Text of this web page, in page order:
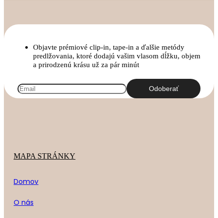
Objavte prémiové clip-in, tape-in a ďalšie metódy
predlžovania, ktoré dodajú vašim vlasom dĺžku, objem
a prirodzenú krásu už za pár minút
MAPA STRÁNKY
Domov
O nás